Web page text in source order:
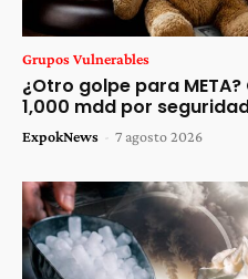
Grupos Vulnerables
¿Otro golpe para
1,000 mdd por
ExpokNews - 7 agosto 2026